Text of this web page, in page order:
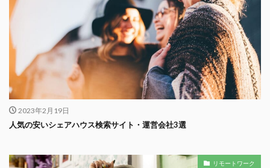
2023年2月19日
人気の安いシェアハウス検索サイト・運営会社3選
リモートワーク